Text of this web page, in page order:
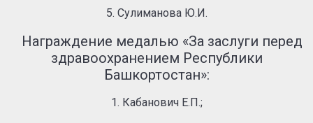
5. Сулиманова Ю.И.
Награждение медалью «За заслуги перед
здравоохранением Республики
Башкортостан»:
1. Кабанович Е.П.;